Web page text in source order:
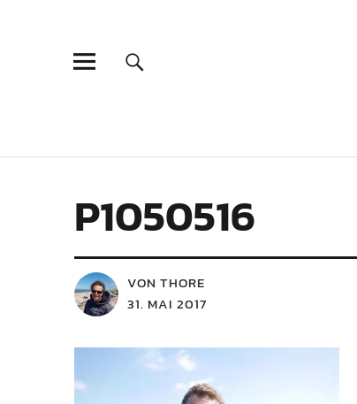
P1050516
VON THORE
31. MAI 2017